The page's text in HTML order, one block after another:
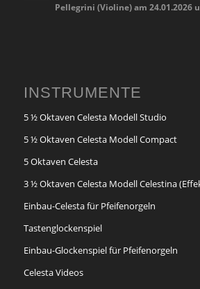
Pellegrini (Violine) am 24.01.2026
INSTRUMENTE
5 ½ Oktaven Celesta Modell Studio
5 ½ Oktaven Celesta Modell Compact
5 Oktaven Celesta
3 ½ Oktaven Celesta Modell Celestina
Einbau-Celesta für Pfeifenorgeln
Tastenglockenspiel
Einbau-Glockenspiel für Pfeifenorgeln
Celesta Videos